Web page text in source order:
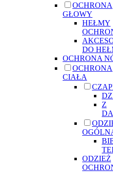
OCHRONA
GŁOWY
HEŁMY
DO
OCHRONA
OCHRONA
CIAŁA
Z
ODZIEŻ